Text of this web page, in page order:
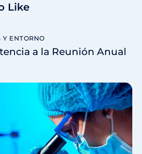
Like
Y ENTORNO
a la Reunión Anual